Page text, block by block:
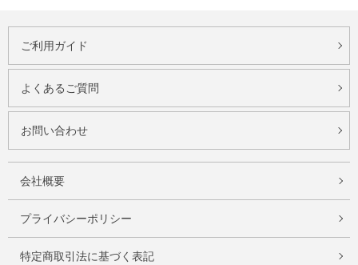
ご利用ガイド
よくあるご質問
お問い合わせ
会社概要
プライバシーポリシー
特定商取引法に基づく表記